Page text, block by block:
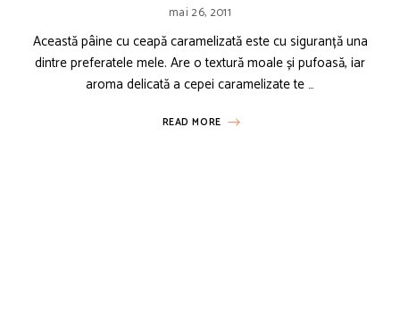
mai 26, 2011
Această pâine cu ceapă caramelizată este cu siguranță una
dintre preferatele mele. Are o textură moale și pufoasă, iar
aroma delicată a cepei caramelizate te …
READ MORE